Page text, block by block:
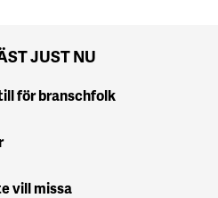
JUST NU
för branschfolk
vill missa